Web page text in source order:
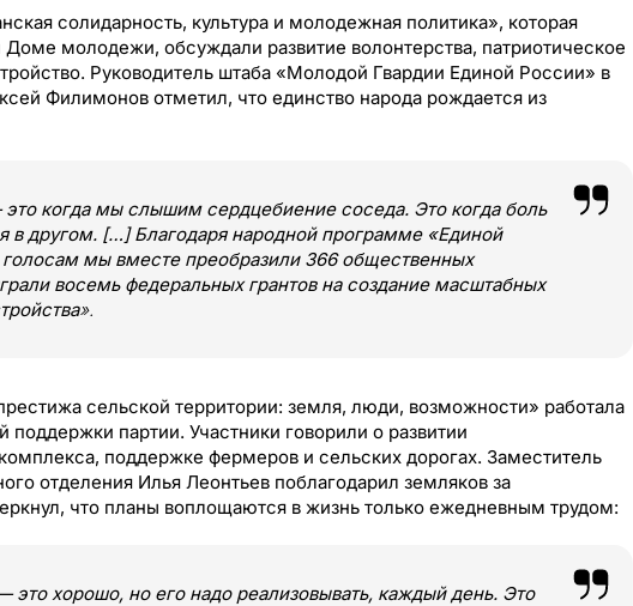
солидарность, культура и молодежная политика», которая
Доме молодежи, обсуждали развитие волонтерства, патриотическое
Руководитель штаба «Молодой Гвардии Единой России» в
Филимонов отметил, что единство народа рождается из
когда мы слышим сердцебиение соседа. Это когда боль
в другом. […] Благодаря народной программе «Единой
мы вместе преобразили 366 общественных
восемь федеральных грантов на создание масштабных
».
сельской территории: земля, люди, возможности» работала
поддержки партии. Участники говорили о развитии
поддержке фермеров и сельских дорогах. Заместитель
отделения Илья Леонтьев поблагодарил земляков за
что планы воплощаются в жизнь только ежедневным трудом:
это хорошо, но его надо реализовывать, каждый день. Это